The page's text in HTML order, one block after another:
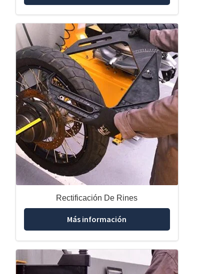
Rectificación De Rines
Más información